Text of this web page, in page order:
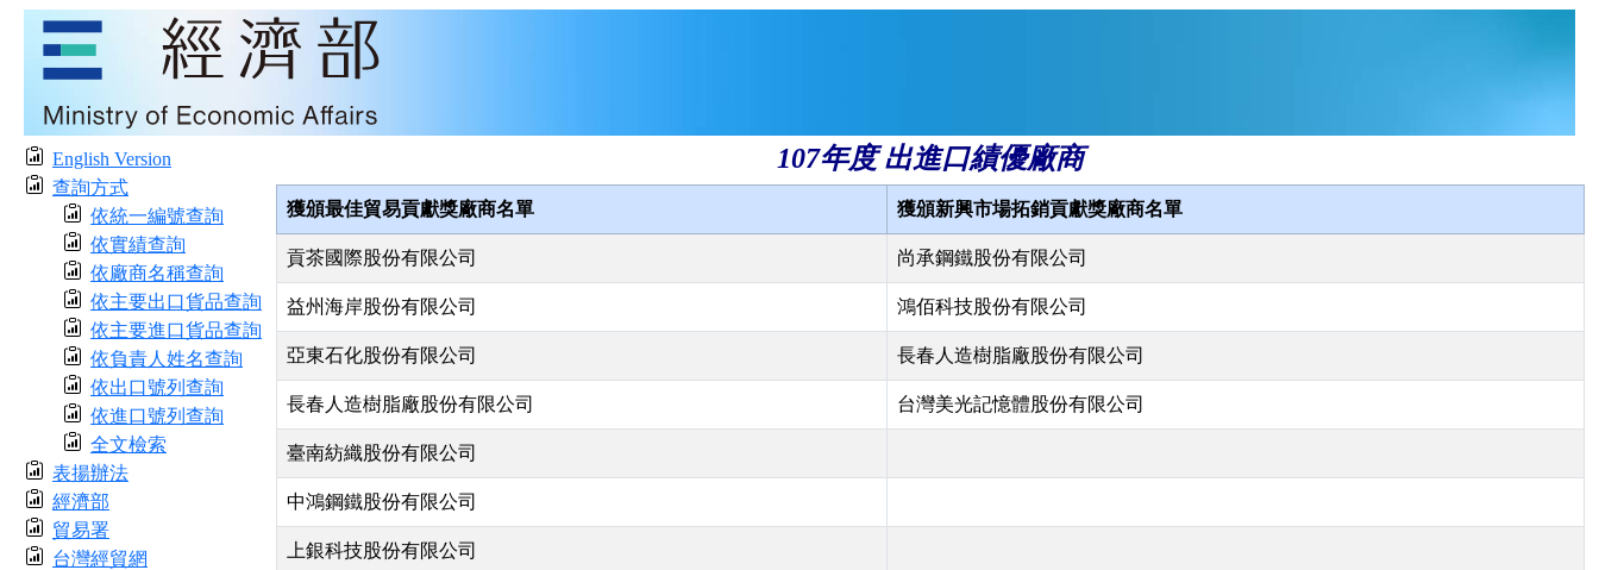
English Version
查詢方式
依統一編號查詢
依實績查詢
依廠商名稱查詢
依主要出口貨品查詢
依主要進口貨品查詢
依負責人姓名查詢
依出口號列查詢
依進口號列查詢
全文檢索
表揚辦法
經濟部
貿易署
台灣經貿網
107年度 出進口績優廠商
獲頒最佳貿易貢獻獎廠商名單 獲頒新興市場拓銷貢獻獎廠商名單
貢茶國際股份有限公司 尚承鋼鐵股份有限公司
益州海岸股份有限公司 鴻佰科技股份有限公司
亞東石化股份有限公司 長春人造樹脂廠股份有限公司
長春人造樹脂廠股份有限公司 台灣美光記憶體股份有限公司
臺南紡織股份有限公司
中鴻鋼鐵股份有限公司
上銀科技股份有限公司